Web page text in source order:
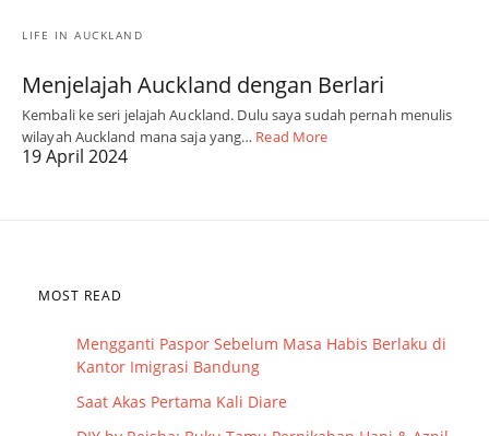
LIFE IN AUCKLAND
Menjelajah Auckland dengan Berlari
Kembali ke seri jelajah Auckland. Dulu saya sudah pernah menulis
wilayah Auckland mana saja yang… Read More
19 April 2024
MOST READ
Mengganti Paspor Sebelum Masa Habis Berlaku di
Kantor Imigrasi Bandung
Saat Akas Pertama Kali Diare